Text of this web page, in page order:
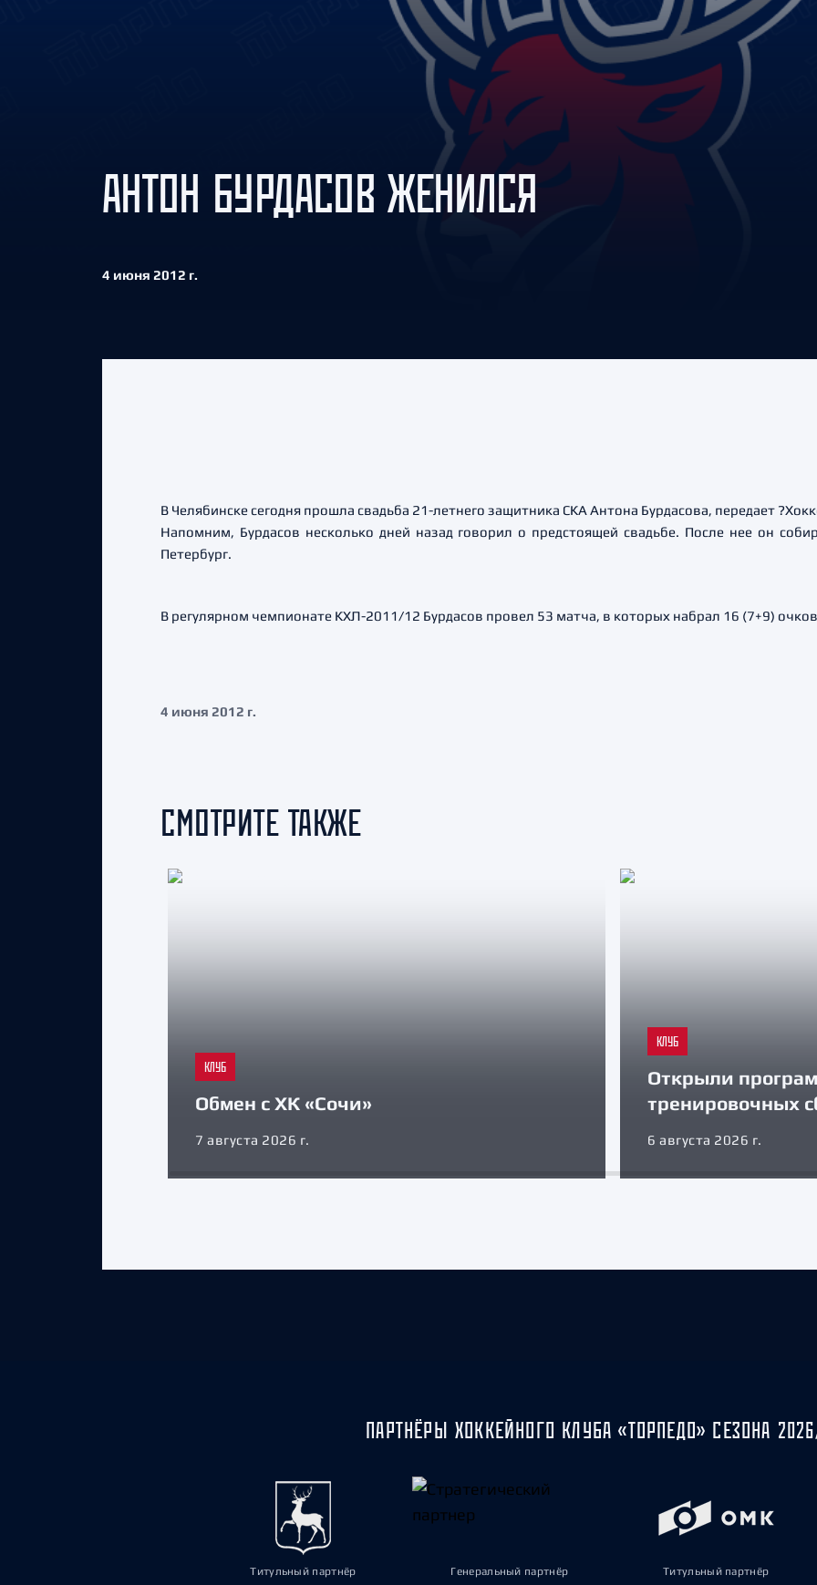
Амур
Барыс
Салават Юлаев
Сибирь
АНТОН БУРДАСОВ ЖЕНИЛСЯ
4 июня 2012 г.
В Челябинске сегодня прошла свадьба 21-летнего защитника СКА Антона Бурдасова, передает
Напомним, Бурдасов несколько дней назад говорил о предстоящей свадьбе. После нее он
Петербург.
В регулярном чемпионате КХЛ-2011/12 Бурдасов провел 53 матча, в которых набрал 16 (7+9)
4 июня 2012 г.
СМОТРИТЕ ТАКЖЕ
КЛУБ
Обмен с ХК «Сочи»
7 августа 2026 г.
КЛУБ
Открыли
тренировочных
6 августа 2026 г.
ПАРТНЁРЫ ХОККЕЙНОГО КЛУБА «ТОРПЕДО» СЕЗОНА
Титульный партнёр Генеральный партнёр Титульный партнёр